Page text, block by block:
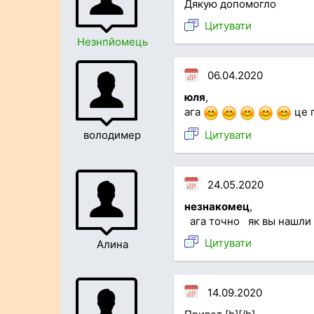
Незнпйомець
Дякую допомогло
Цитувати
володимер
06.04.2020
юля,
ага
це
Цитувати
Алина
24.05.2020
незнакомец,
ага точно як вы нашли
Цитувати
14.09.2020